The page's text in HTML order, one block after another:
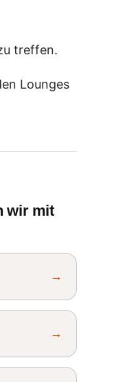
treffen.
Lounges
wir mit
→
→